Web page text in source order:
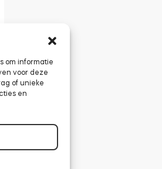
om informatie
voor deze
of unieke
en